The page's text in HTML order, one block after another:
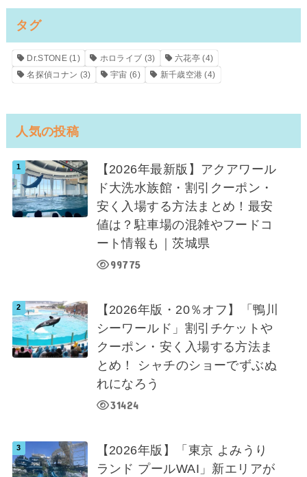
タグ
Dr.STONE(1) ホロライブ (3) 六花亭 (4)
名探偵コナン (3) 宇宙 (6) 新千歳空港 (4)
人気の投稿
【2026年最新版】アクアワール
ド大洗水族館・割引クーポン・
安く入場する方法まとめ！最安
値は？駐車場の混雑やフードコ
ート情報も｜茨城県
99775
【2026年版・20％オフ】「鴨川
シーワールド」割引チケットや
クーポン・安く入場する方法ま
とめ！ シャチのショーでずぶぬ
れになろう
31424
【2026年版】「東京 よみうり
ランド プールWAI」新エリアが